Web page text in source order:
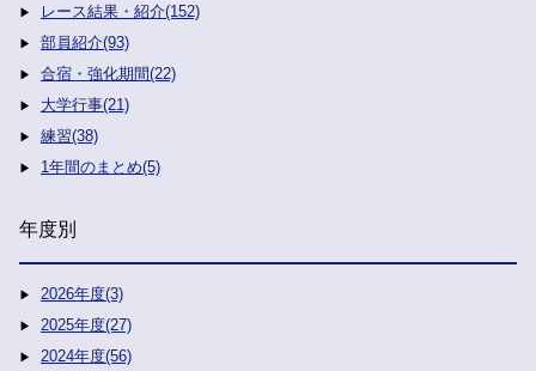
レース結果・紹介(152)
部員紹介(93)
合宿・強化期間(22)
大学行事(21)
練習(38)
1年間のまとめ(5)
年度別
2026年度(3)
2025年度(27)
2024年度(56)